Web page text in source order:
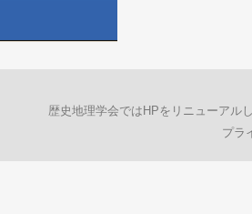
歴史地理学会ではHPをリニューアル
プラ